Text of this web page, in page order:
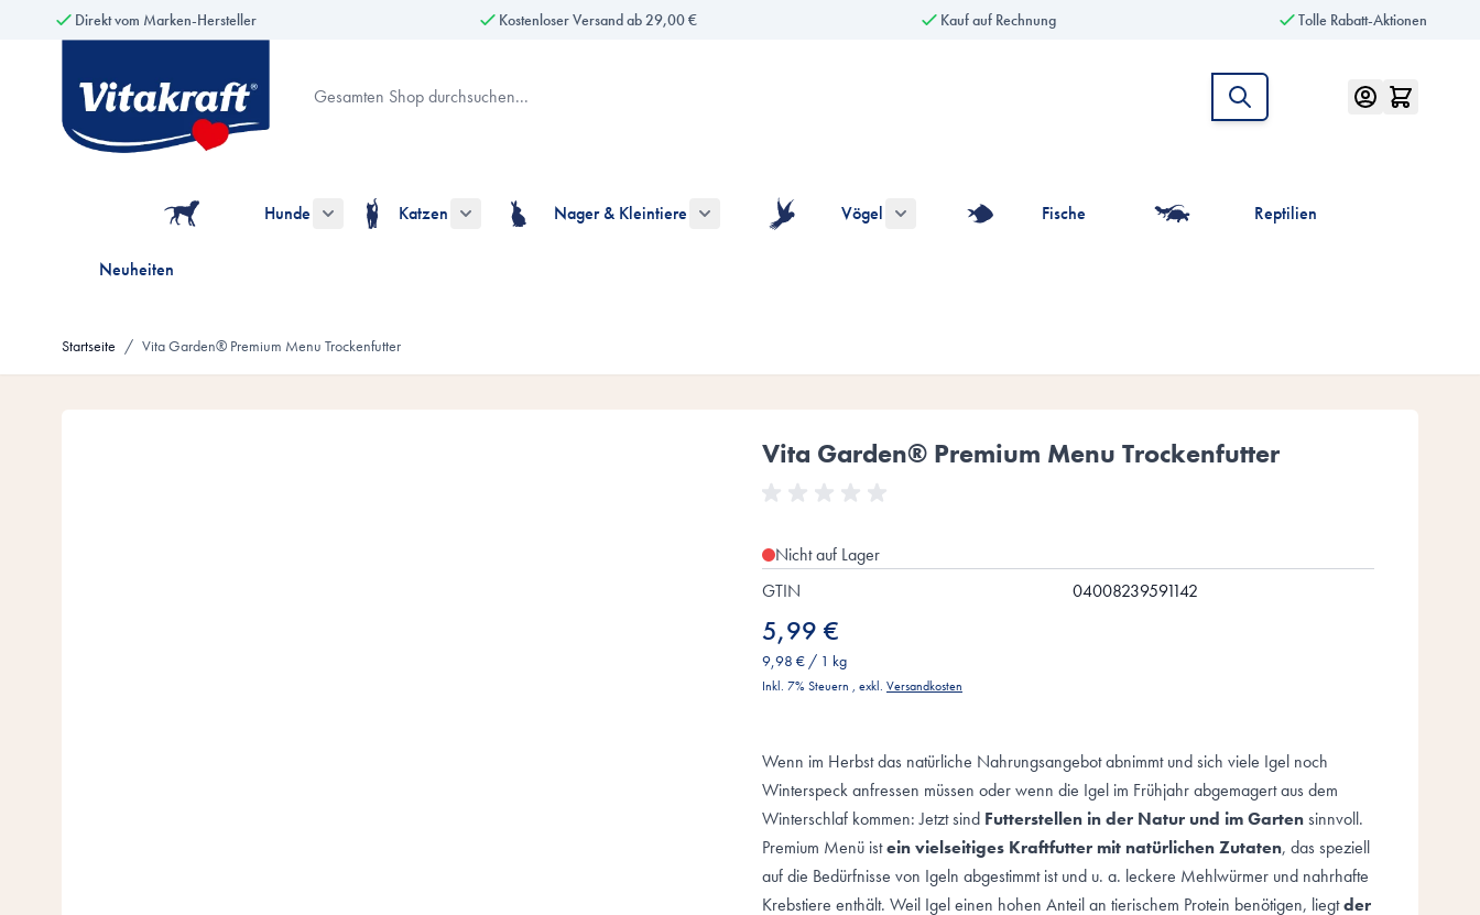
Direkt vom Marken-Hersteller Kostenloser Versand ab 29,00 € Kauf auf Rechnung Tolle Rabatt-Aktionen
Hunde
Untermenü für die Kategorie Hunde anzeigen
Katzen
Untermenü für die Kategorie Katzen anzeigen
Nager & Kleintiere
Untermenü für die Kategorie Nager & Kleintiere anzeigen
Vögel
Fische Reptilien
Neuheiten
Startseite / Vita Garden® Premium Menu Trockenfutter
Vita Garden® Premium Menu Trockenfutter
Nicht auf Lager
GTIN
04008239591142
5,99 €
9,98 € / 1 kg
Inkl. 7% Steuern , exkl. Versandkosten
Wenn im Herbst das natürliche Nahrungsangebot abnimmt und sich viele Igel noch
Winterspeck anfressen müssen oder wenn die Igel im Frühjahr abgemagert aus dem
Winterschlaf kommen: Jetzt sind Futterstellen in der Natur und im Gartensinnvoll.
Premium Menü istein vielseitiges Kraftfutter mit natürlichen Zutaten, das speziell
auf die Bedürfnisse von Igeln abgestimmt ist und u. a. leckere Mehlwürmer und nahrhafte
Krebstiere enthält. Weil Igel einen hohen Anteil an tierischem Protein benötigen, liegtder